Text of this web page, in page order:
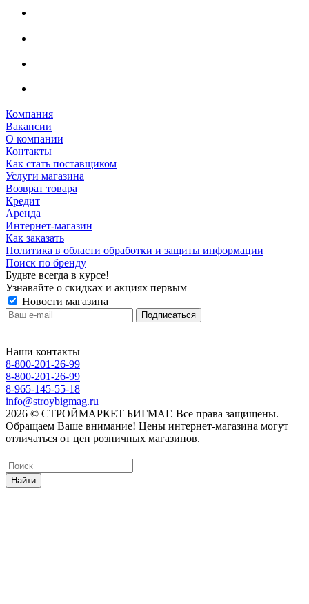
Компания
Вакансии
О компании
Контакты
Как стать поставщиком
Услуги магазина
Возврат товара
Кредит
Аренда
Интернет-магазин
Как заказать
Политика в области обработки и защиты информации
Поиск по бренду
Будьте всегда в курсе!
Узнавайте о скидках и акциях первым
Новости магазина
Наши контакты
8-800-201-26-99
8-800-201-26-99
8-965-145-55-18
info@stroybigmag.ru
2026 © СТРОЙМАРКЕТ БИГМАГ. Все права защищены.
Обращаем Ваше внимание! Цены интернет-магазина могут
отличаться от цен розничных магазинов.
Найти